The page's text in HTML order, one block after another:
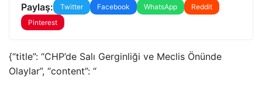
Paylaş: Twitter Facebook WhatsApp
Reddit
Pinterest
{“title”: “CHP’de Salı Gerginliği ve Meclis Önünde
Olaylar”, “content”: “